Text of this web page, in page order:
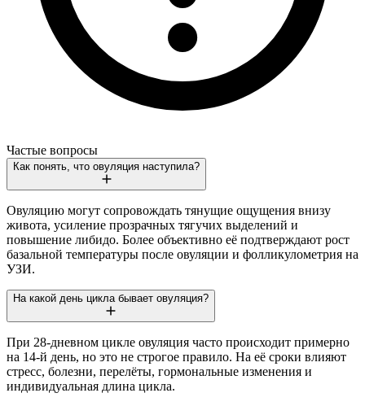
Частые вопросы
Как понять, что овуляция наступила?
Овуляцию могут сопровождать тянущие ощущения внизу
живота, усиление прозрачных тягучих выделений и
повышение либидо. Более объективно её подтверждают рост
базальной температуры после овуляции и фолликулометрия на
УЗИ.
На какой день цикла бывает овуляция?
При 28-дневном цикле овуляция часто происходит примерно
на 14-й день, но это не строгое правило. На её сроки влияют
стресс, болезни, перелёты, гормональные изменения и
индивидуальная длина цикла.